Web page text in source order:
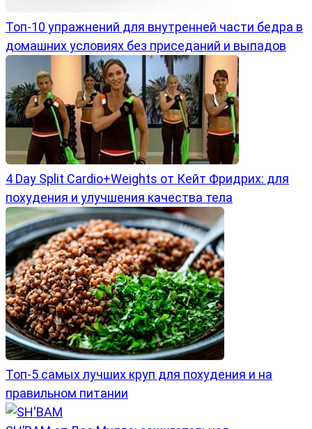
Топ-10 упражнений для внутренней части бедра в
домашних условиях без приседаний и выпадов
4 Day Split Cardio+Weights от Кейт Фридрих: для
похудения и улучшения качества тела
Топ-5 самых лучших круп для похудения и на
правильном питании